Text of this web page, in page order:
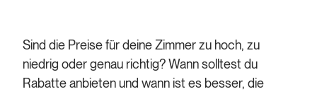
Sind die Preise für deine Zimmer zu hoch, zu
niedrig oder genau richtig? Wann solltest du
Rabatte anbieten und wann ist es besser, die